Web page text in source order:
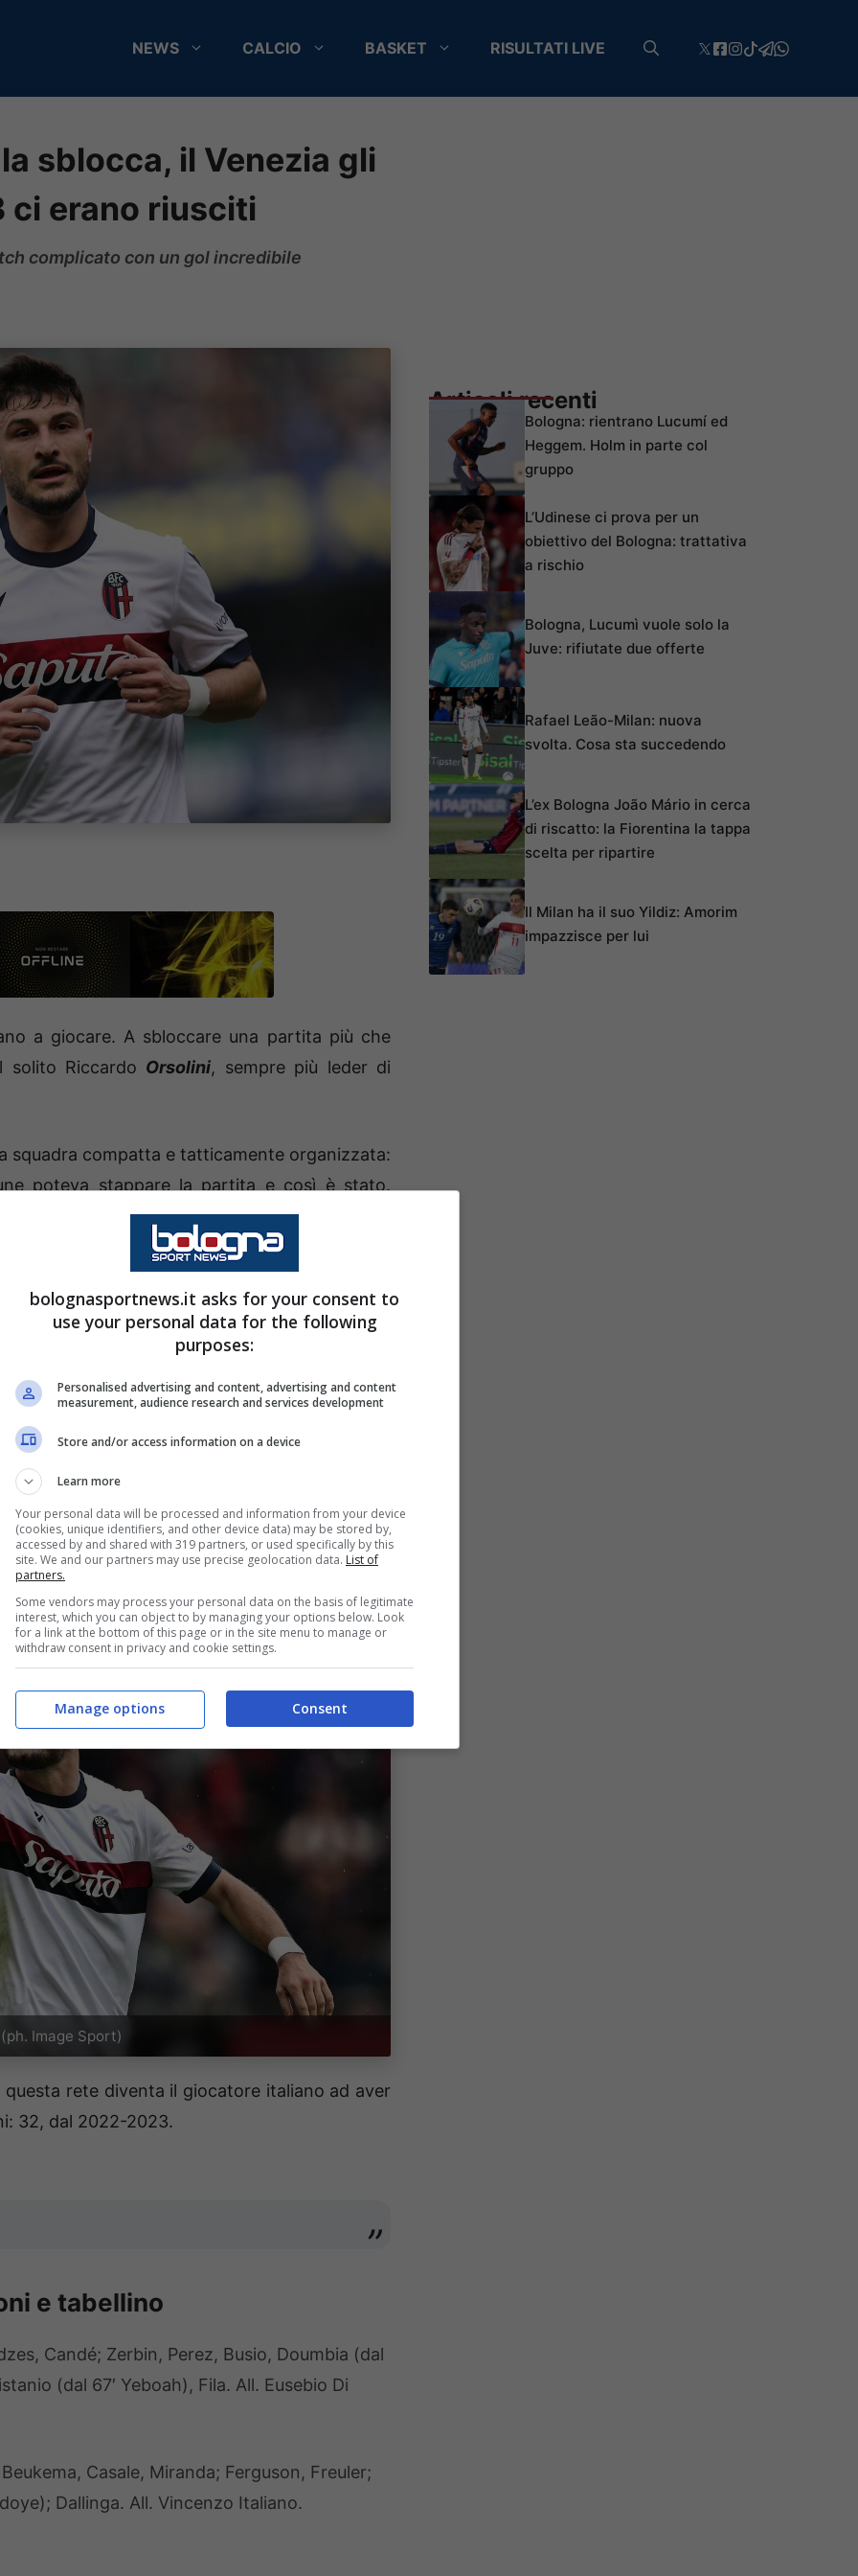
NEWS CALCIO BASKET RISULTATI LIVE
sblocca, il Venezia gli
ci erano riusciti
complicato con un gol incredibile
a giocare. A sbloccare una partita più che
solito Riccardo Orsolini, sempre più leder di
squadra compatta e tatticamente organizzata:
poteva stappare la partita e così è stato.
sul mancino diOrsolini, che ribadisce in rete
dei pali. Oltretutto con questo gol il
record.
in tre ci erano riusciti
campionato e il terzo contro i lagunari in
record. Infatti l’esterno italiano classe
capace di realizzare più marcature contro gli
Bologna, dopo István
Il numero 7 continua quindi a strabiliare e a
Image Sport)
rete diventa il giocatore italiano ad aver
32, dal 2022-2023.
(dal 67′ Yeboah), Fila. All. Eusebio Di
Dallinga. All. Vincenzo Italiano.
Articoli recenti
Bologna: rientrano Lucumí ed
Heggem. Holm in parte col
gruppo
L’Udinese ci prova per un
obiettivo del Bologna: trattativa
a rischio
Bologna, Lucumì vuole solo la
Juve: rifiutate due offerte
Rafael Leão-Milan: nuova
svolta. Cosa sta succedendo
L’ex Bologna João Mário in cerca
di riscatto: la Fiorentina la tappa
scelta per ripartire
Il Milan ha il suo Yildiz: Amorim
impazzisce per lui
bolognasportnews.it asks for your consent to
use your personal data for the following
purposes:
Personalised advertising and content, advertising and content
measurement, audience research and services development
Store and/or access information on a device
Learn more
Your personal data will be processed and information from your device
(cookies, unique identifiers, and other device data) may be stored by,
accessed by and shared with 319 partners, or used specifically by this
site. We and our partners may use precise geolocation data. List of
partners.
Some vendors may process your personal data on the basis of legitimate
interest, which you can object to by managing your options below. Look
for a link at the bottom of this page or in the site menu to manage or
withdraw consent in privacy and cookie settings.
Consent
Manage options